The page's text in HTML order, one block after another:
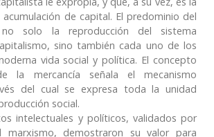
de capital. El predominio del
solo la reproducción del sistema
sino también cada uno de los
vida social y política. El concepto
la mercancía señala el mecanismo
del cual se expresa toda la unidad
social.
intelectuales y políticos, validados por
marxismo, demostraron su valor para